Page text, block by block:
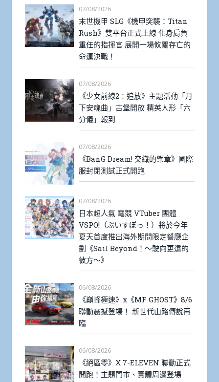
07/08/2026
末世機甲 SLG《機甲突襲：Titan
Rush》雙平台正式上線 化身肩負
重任的指揮官 展開一場攸關存亡的
命運決戰！
07/08/2026
《少女前線2：追放》主題活動「月
下安魂曲」古堡開放 精英人形「六
分儀」報到
07/08/2026
《BanG Dream! 交織的樂章》國際
服封閉測試正式開跑
07/08/2026
日本超人氣 電競 VTuber 團體
VSPO!（ぶいすぽっ！）將於今年
夏天首度推出海外期間限定餐廳企
劃《Sail Beyond！～駛向更遠的
彼方～》
06/08/2026
《巔峰極速》x《MF GHOST》8/6
聯動震撼登場！ 新世代山路傳說再
臨
06/08/2026
《絕區零》X 7-ELEVEN 聯動正式
開跑！主題門市、實體周邊登場